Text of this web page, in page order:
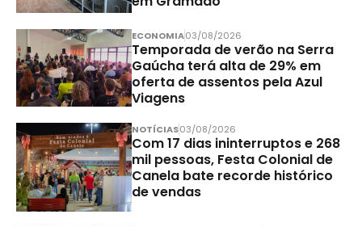
ECONOMIA03/08/2026
Temporada de verão na Serra
Gaúcha terá alta de 29% em
oferta de assentos pela Azul
Viagens
NOTÍCIAS03/08/2026
Com 17 dias ininterruptos e 268
mil pessoas, Festa Colonial de
Canela bate recorde histórico
de vendas